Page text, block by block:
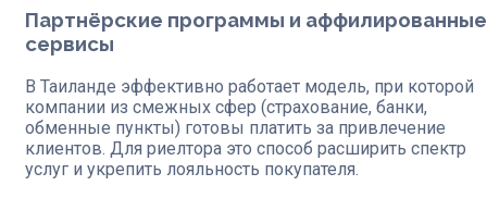
Партнёрские программы и аффилированные
сервисы
В Таиланде эффективно работает модель, при которой
компании из смежных сфер (страхование, банки,
обменные пункты) готовы платить за привлечение
клиентов. Для риелтора это способ расширить спектр
услуг и укрепить лояльность покупателя.